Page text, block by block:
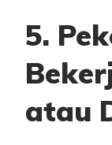
5.
atau